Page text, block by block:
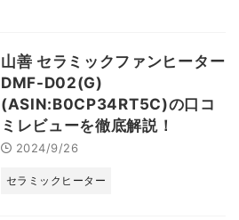
山善 セラミックファンヒーター
DMF-D02(G)
(ASIN:B0CP34RT5C)の口コ
ミレビューを徹底解説！
2024/9/26
セラミックヒーター